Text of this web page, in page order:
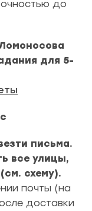
до
для 5-
письма.
все улицы,
схему).
почты (на
доставки